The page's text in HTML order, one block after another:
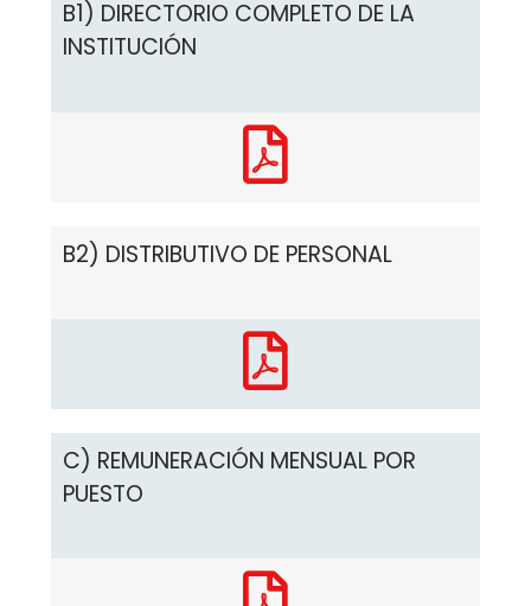
B1) DIRECTORIO COMPLETO DE LA
INSTITUCIÓN
B2) DISTRIBUTIVO DE PERSONAL
C) REMUNERACIÓN MENSUAL POR
PUESTO